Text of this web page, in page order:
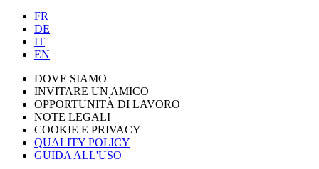
FR
DE
IT
EN
DOVE SIAMO
INVITARE UN AMICO
OPPORTUNITÀ DI LAVORO
NOTE LEGALI
COOKIE E PRIVACY
QUALITY POLICY
GUIDA ALL'USO